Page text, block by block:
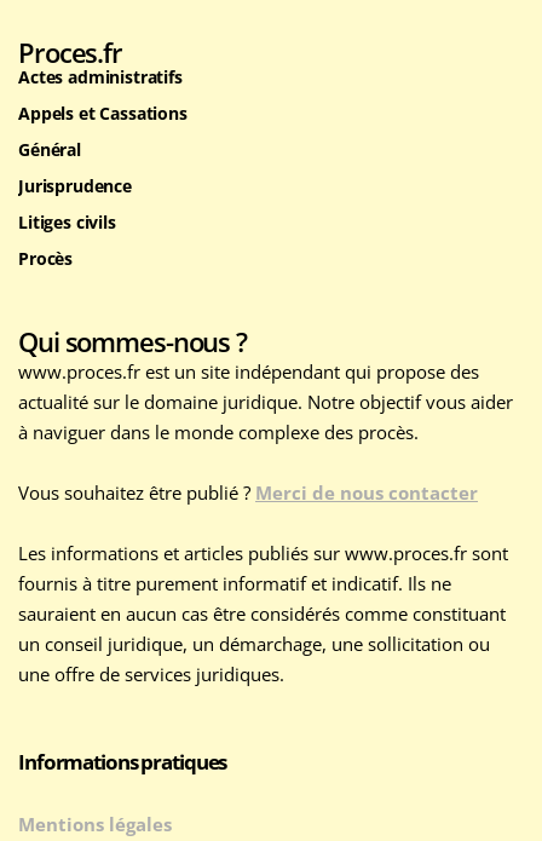
Proces.fr
Actes administratifs
Appels et Cassations
Général
Jurisprudence
Litiges civils
Procès
Qui sommes-nous ?
www.proces.fr est un site indépendant qui propose des
actualité sur le domaine juridique. Notre objectif vous aider
à naviguer dans le monde complexe des procès.
Vous souhaitez être publié ? Merci de nous contacter
Les informations et articles publiés sur www.proces.fr sont
fournis à titre purement informatif et indicatif. Ils ne
sauraient en aucun cas être considérés comme constituant
un conseil juridique, un démarchage, une sollicitation ou
une offre de services juridiques.
Informations pratiques
Mentions légales